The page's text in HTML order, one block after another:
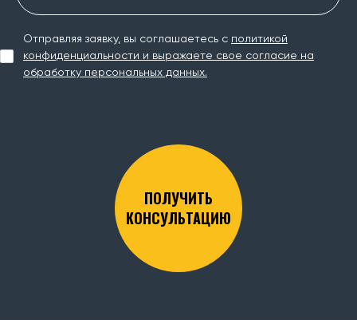
Отправляя заявку, вы соглашаетесь с политикой
конфиденциальности и выражаете свое согласие на
обработку персональных данных.
ПОЛУЧИТЬ
КОНСУЛЬТАЦИЮ